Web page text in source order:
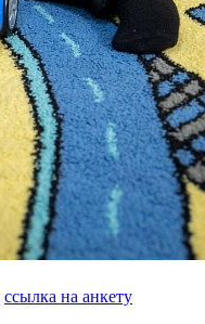
ссылка на анкету